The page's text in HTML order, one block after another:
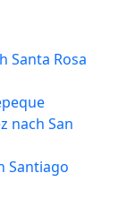
Santa Rosa
nach San
Santiago